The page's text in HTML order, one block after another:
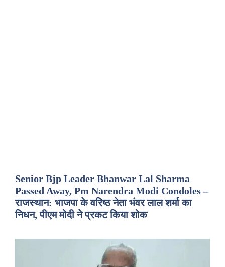
Senior Bjp Leader Bhanwar Lal Sharma
Passed Away, Pm Narendra Modi Condoles –
राजस्थान: भाजपा के वरिष्ठ नेता भंवर लाल शर्मा का
निधन, पीएम मोदी ने प्रकट किया शोक